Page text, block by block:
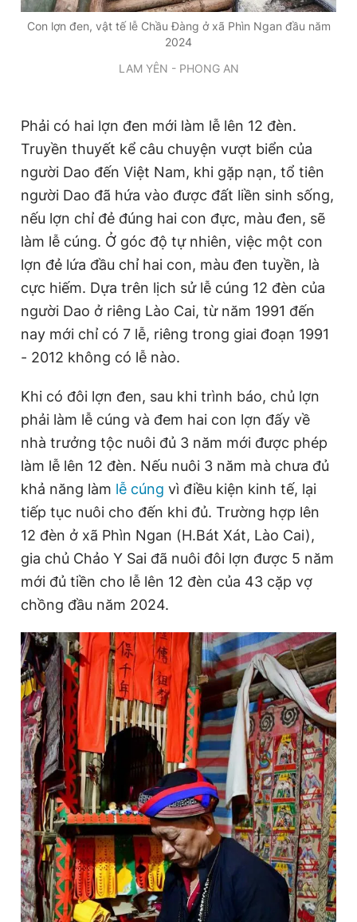
Con lợn đen, vật tế lễ Chầu Đàng ở xã Phìn Ngan đầu năm
2024
LAM YÊN - PHONG AN
Phải có hai lợn đen mới làm lễ lên 12 đèn.
Truyền thuyết kể câu chuyện vượt biển của
người Dao đến Việt Nam, khi gặp nạn, tổ tiên
người Dao đã hứa vào được đất liền sinh sống,
nếu lợn chỉ đẻ đúng hai con đực, màu đen, sẽ
làm lễ cúng. Ở góc độ tự nhiên, việc một con
lợn đẻ lứa đầu chỉ hai con, màu đen tuyền, là
cực hiếm. Dựa trên lịch sử lễ cúng 12 đèn của
người Dao ở riêng Lào Cai, từ năm 1991 đến
nay mới chỉ có 7 lễ, riêng trong giai đoạn 1991
- 2012 không có lễ nào.
Khi có đôi lợn đen, sau khi trình báo, chủ lợn
phải làm lễ cúng và đem hai con lợn đấy về
nhà trưởng tộc nuôi đủ 3 năm mới được phép
làm lễ lên 12 đèn. Nếu nuôi 3 năm mà chưa đủ
khả năng làm lễ cúng vì điều kiện kinh tế, lại
tiếp tục nuôi cho đến khi đủ. Trường hợp lên
12 đèn ở xã Phìn Ngan (H.Bát Xát, Lào Cai),
gia chủ Chảo Y Sai đã nuôi đôi lợn được 5 năm
mới đủ tiền cho lễ lên 12 đèn của 43 cặp vợ
chồng đầu năm 2024.